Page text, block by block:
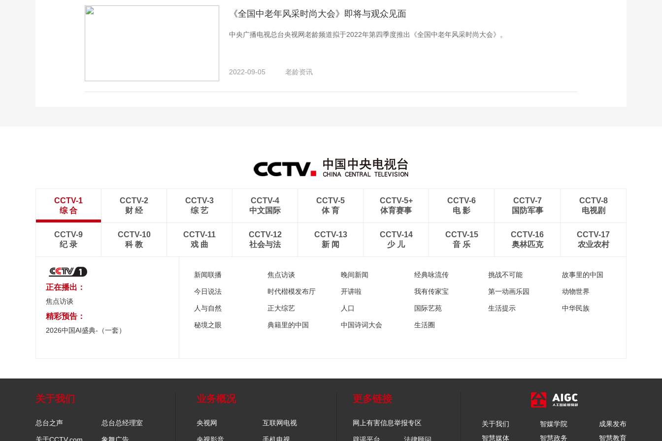
《全国中老年风采时尚大会》即将与观众见面
中央广播电视总台央视网老龄频道拟于2022年第四季度推出《全国中老年风采时尚大会》。
2022-09-05 老龄资讯
CCTV-1
综 合
CCTV-2
财 经
CCTV-3
综 艺
CCTV-4
中文国际
CCTV-5
体 育
CCTV-5+
体育赛事
CCTV-6
电 影
CCTV-7
国防军事
CCTV-8
电视剧
CCTV-9
纪 录
CCTV-10
科 教
CCTV-11
戏 曲
CCTV-12
社会与法
CCTV-13
新 闻
CCTV-14
少 儿
CCTV-15
音 乐
CCTV-16
奥林匹克
CCTV-17
农业农村
正在播出：
焦点访谈
精彩预告：
2026中国AI盛典-（一套）
新闻联播 焦点访谈 晚间新闻 经典咏流传 挑战不可能 故事里的中国
今日说法 时代楷模发布厅 开讲啦 我有传家宝 第一动画乐园 动物世界
人与自然 正大综艺 人口 国际艺苑 生活提示 中华民族
秘境之眼 典籍里的中国 中国诗词大会 生活圈
关于我们
总台之声 总台总经理室
业务概况
央视网 互联网电视
更多链接
网上有害信息举报专区 关于我们 智媒学院
成果发布
智慧媒体
智慧政务 智慧教育